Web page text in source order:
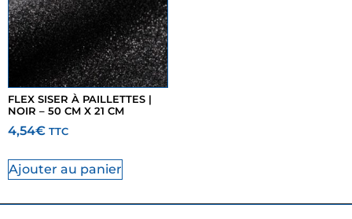
FLEX SISER À PAILLETTES |
NOIR – 50 CM X 21 CM
4,54€ TTC
Ajouter au panier